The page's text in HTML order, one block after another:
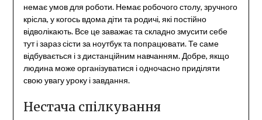
немає умов для роботи. Немає робочого столу, зручного
крісла, у когось вдома діти та родичі, які постійно
відволікають. Все це заважає та складно змусити себе
тут і зараз сісти за ноутбук та попрацювати. Те саме
відбувається і з дистанційним навчанням. Добре, якщо
людина може організуватися і одночасно приділяти
свою увагу уроку і завдання.
Нестача спілкування